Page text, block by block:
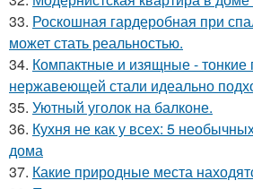
33. Роскошная гардеробная при
может стать реальностью.
34. Компактные и изящные - тонкие
нержавеющей стали идеально
35. Уютный уголок на балконе.
36. Кухня не как у всех: 5
дома
37. Какие природные места